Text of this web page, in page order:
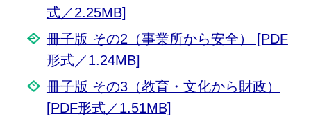
式／2.25MB]
冊子版 その2（事業所から安全） [PDF
形式／1.24MB]
冊子版 その3（教育・文化から財政）
[PDF形式／1.51MB]